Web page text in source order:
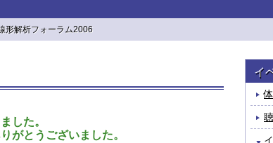
形解析フォーラム2006
した。
がとうございました。
イ